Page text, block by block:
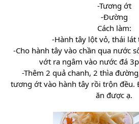
-Tương ớt
-Đường
Cách làm:
-Hành tây lột vỏ, thái lát
-Cho hành tây vào chần qua nước
vớt ra ngâm vào nước đá
-Thêm 2 quả chanh, 2 thìa
tương ớt vào hành tây rồi trộn đều.
ăn được ạ.